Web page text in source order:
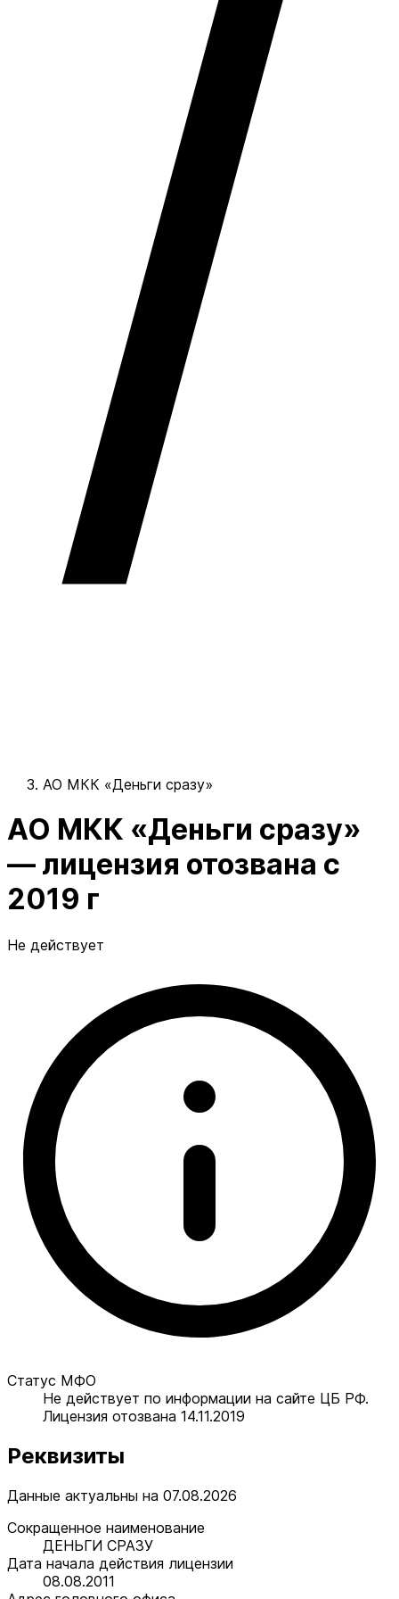
АО МКК «Деньги сразу»
АО МКК «Деньги сразу»
— лицензия отозвана с
2019 г
Не действует
Статус МФО
Не действует по информации на сайте ЦБ РФ.
Лицензия отозвана 14.11.2019
Реквизиты
Данные актуальны на 07.08.2026
Сокращенное наименование
ДЕНЬГИ СРАЗУ
Дата начала действия лицензии
08.08.2011